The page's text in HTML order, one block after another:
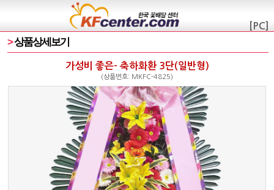
[PC]
>상품상세보기
가성비 좋은- 축하화환 3단(일반형)
(상품번호: MKFC-4825)